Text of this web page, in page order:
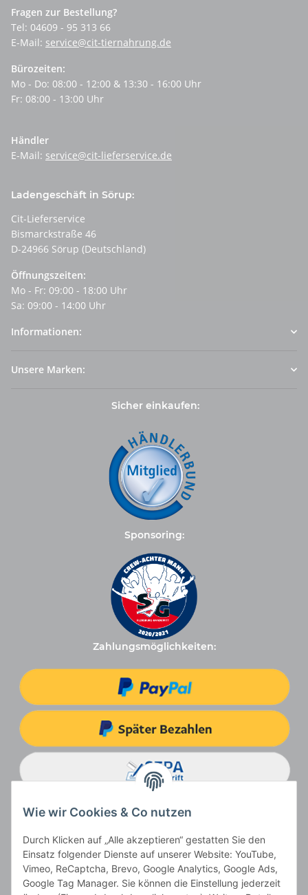
Fragen zur Bestellung?
Tel: 04609 - 95 313 66
E-Mail: service@cit-tiernahrung.de
Bürozeiten:
Mo - Do: 08:00 - 12:00 & 13:30 - 16:00 Uhr
Fr: 08:00 - 13:00 Uhr
Händler
E-Mail: service@cit-lieferservice.de
Ladengeschäft in Sörup:
Cit-Lieferservice
Bismarckstraße 46
D-24966 Sörup (Deutschland)
Öffnungszeiten:
Mo - Fr: 09:00 - 18:00 Uhr
Sa: 09:00 - 14:00 Uhr
Informationen:
Unsere Marken:
Sicher einkaufen:
Sponsoring:
Zahlungsmöglichkeiten:
Wie wir Cookies & Co nutzen
Durch Klicken auf „Alle akzeptieren“ gestatten Sie den
Einsatz folgender Dienste auf unserer Website: YouTube,
Vimeo, ReCaptcha, Brevo, Google Analytics, Google Ads,
Google Tag Manager. Sie können die Einstellung jederzeit